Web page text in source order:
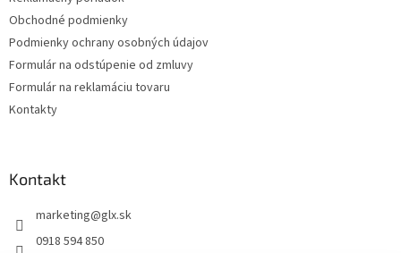
Obchodné podmienky
Podmienky ochrany osobných údajov
Formulár na odstúpenie od zmluvy
Formulár na reklamáciu tovaru
Kontakty
Kontakt
marketing@glx.sk
0918 594 850